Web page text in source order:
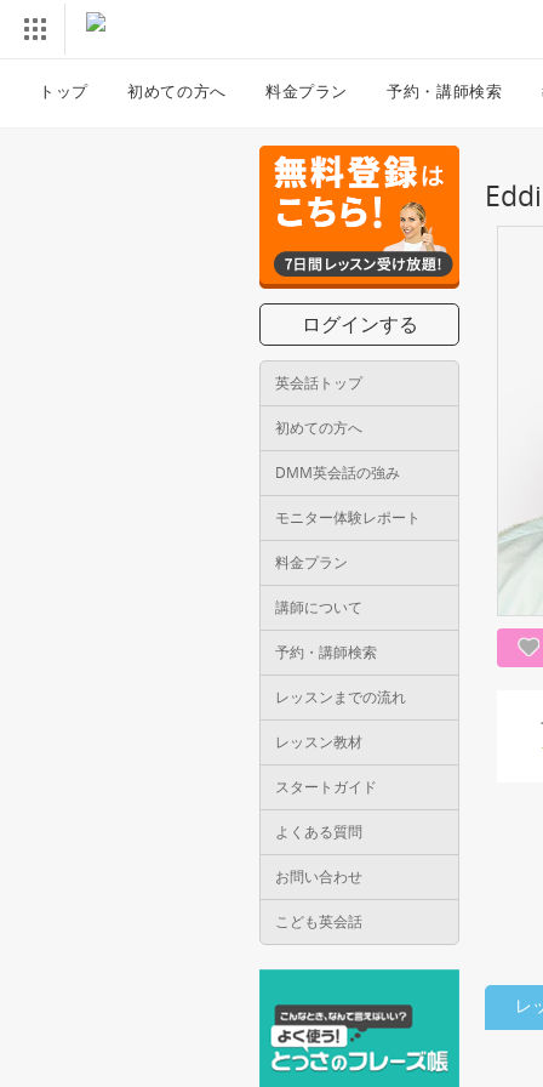
トップ 初めての方へ 料金プラン 予約・講師検索
ログインする
英会話トップ
初めての方へ
DMM英会話の強み
モニター体験レポート
料金プラン
講師について
予約・講師検索
レッスンまでの流れ
レッスン教材
スタートガイド
よくある質問
お問い合わせ
こども英会話
レ